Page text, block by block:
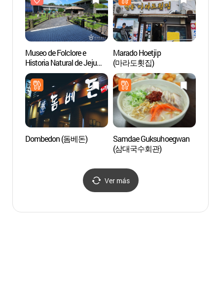
Museo de Folclore e
Historia Natural de Jeju
(제주특별자치도민속자
연사박물관)
Marado Hoetjip
(마라도횟집)
Dombedon (돔베돈)
Samdae Guksuhoegwan
(삼대국수회관)
Ver más